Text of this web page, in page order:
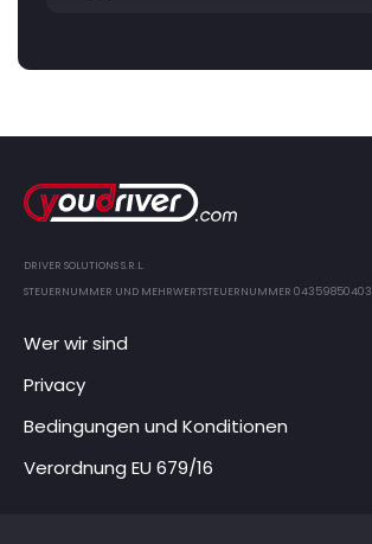
DRIVER SOLUTIONS S.R.L.
STEUERNUMMER UND MEHRWERTSTEUERNUMMER 04359850403
Wer wir sind
Privacy
Bedingungen und Konditionen
Verordnung EU 679/16